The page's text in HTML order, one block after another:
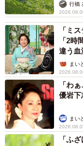
行橋
「ミ
「2
違う血
屋】まい
「わ
優岩下
まい
「ふ